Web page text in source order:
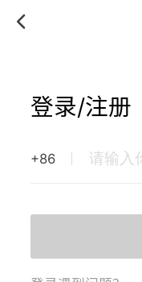
登录/注册
+86